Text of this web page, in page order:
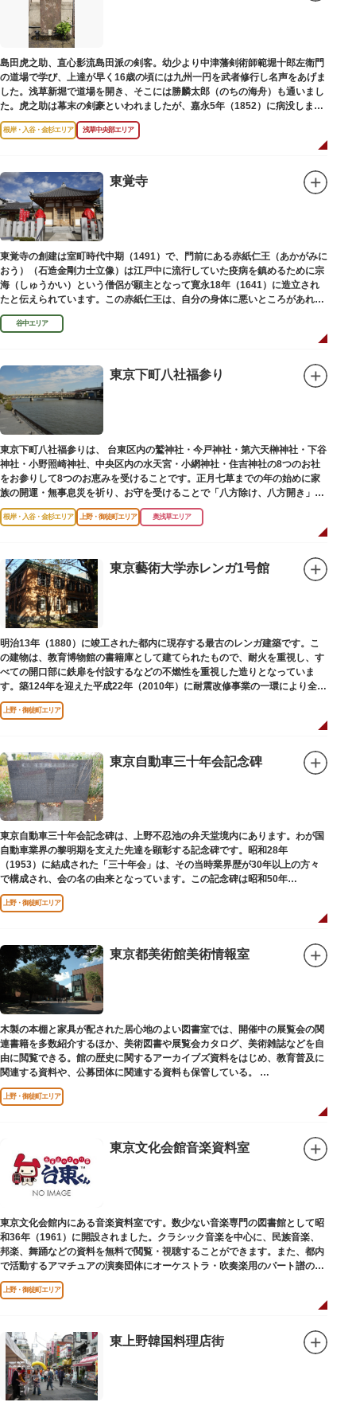
島田虎之助、直心影流島田派の剣客。幼少より中津藩剣術師範堀十郎左衛門
の道場で学び、上達が早く16歳の頃には九州一円を武者修行し名声をあげま
した。浅草新堀で道場を開き、そこには勝麟太郎（のちの海舟）も通いまし
た。虎之助は幕末の剣豪といわれましたが、嘉永5年（1852）に病没しまし
た。お墓は正定寺（しょうじょうじ）にあります。
根岸・入谷・金杉エリア 浅草中央部エリア
東覚寺
東覚寺の創建は室町時代中期（1491）で、門前にある赤紙仁王（あかがみに
おう）（石造金剛力士立像）は江戸中に流行していた疫病を鎮めるために宗
海（しゅうかい）という僧侶が願主となって寛永18年（1641）に造立され
たと伝えられています。この赤紙仁王は、自分の身体に悪いところがあれ
ば、仁王像の同じところに赤紙を貼ると病気が治ると信仰されています。
谷中エリア
東京下町八社福参り
東京下町八社福参りは、 台東区内の鷲神社・今戸神社・第六天榊神社・下谷
神社・小野照崎神社、中央区内の水天宮・小網神社・住吉神社の8つのお社
をお参りして8つのお恵みを受けることです。正月七草までの年の始めに家
族の開運・無事息災を祈り、お守を受けることで「八方除け、八方開き」に
も通じます。
根岸・入谷・金杉エリア 上野・御徒町エリア 奥浅草エリア
東京藝術大学赤レンガ1号館
明治13年（1880）に竣工された都内に現存する最古のレンガ建築です。こ
の建物は、教育博物館の書籍庫として建てられたもので、耐火を重視し、す
べての開口部に鉄扉を付設するなどの不燃性を重視した造りとなっていま
す。築124年を迎えた平成22年（2010年）に耐震改修事業の一環により全面
改修が施されました。
上野・御徒町エリア
東京自動車三十年会記念碑
東京自動車三十年会記念碑は、上野不忍池の弁天堂境内にあります。わが国
自動車業界の黎明期を支えた先達を顕彰する記念碑です。昭和28年
（1953）に結成された「三十年会」は、その当時業界歴が30年以上の方々
で構成され、会の名の由来となっています。この記念碑は昭和50年
（1975）に同会が建立しました。
上野・御徒町エリア
東京都美術館美術情報室
木製の本棚と家具が配された居心地のよい図書室では、開催中の展覧会の関
連書籍を多数紹介するほか、美術図書や展覧会カタログ、美術雑誌などを自
由に閲覧できる。館の歴史に関するアーカイブズ資料をはじめ、教育普及に
関連する資料や、公募団体に関連する資料も保管している。
（画像提供：東京都美術館）
上野・御徒町エリア
東京文化会館音楽資料室
東京文化会館内にある音楽資料室です。数少ない音楽専門の図書館として昭
和36年（1961）に開設されました。クラシック音楽を中心に、民族音楽、
邦楽、舞踊などの資料を無料で閲覧・視聴することができます。また、都内
で活動するアマチュアの演奏団体にオーケストラ・吹奏楽用のパート譜の館
外貸出も行っています。
上野・御徒町エリア
東上野韓国料理店街